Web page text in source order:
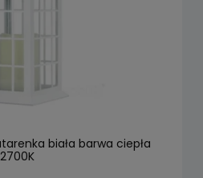
biała barwa ciepła
2700K